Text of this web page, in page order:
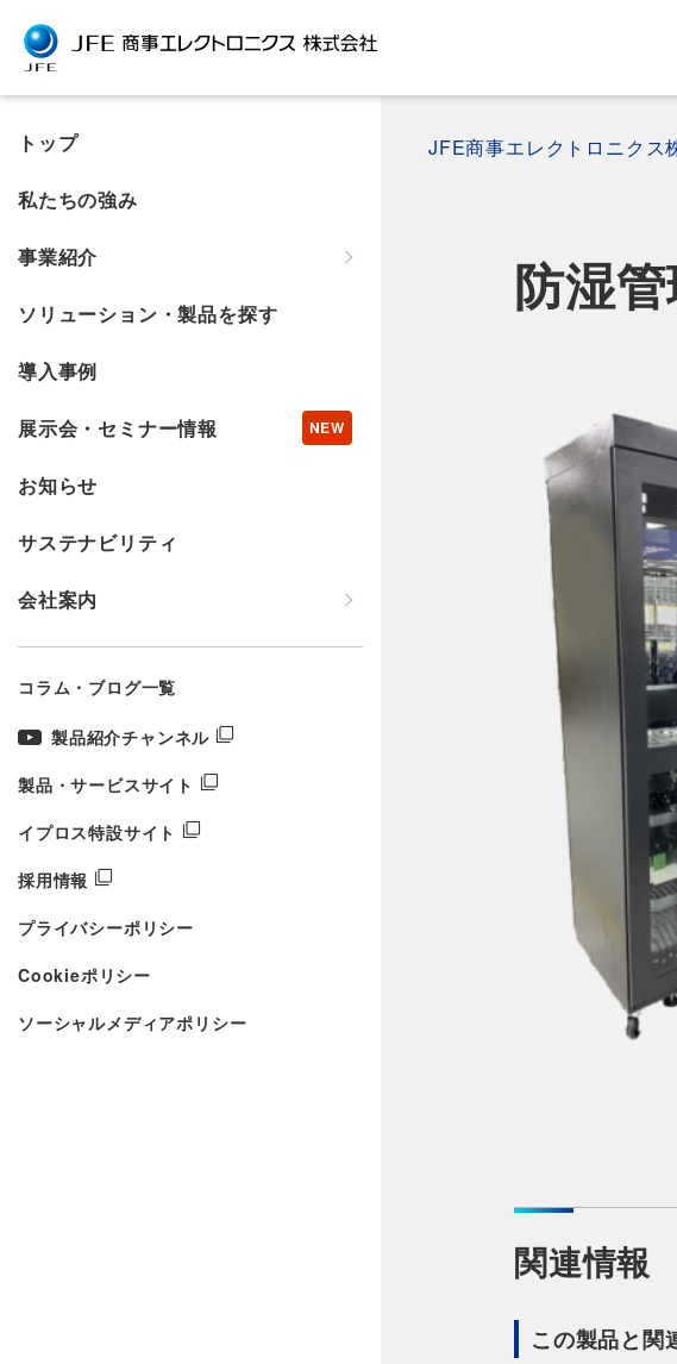
トップ
私たちの強み
事業紹介
ソリューション・製品を探す
導入事例
展示会・セミナー情報
お知らせ
サステナビリティ
会社案内
コラム・ブログ一覧
製品紹介チャンネル
製品・サービスサイト
イプロス特設サイト
採用情報
プライバシーポリシー
Cookieポリシー
ソーシャルメディアポリシー
JFE商事エレクトロニクス
防湿
関連情報
この製品と関